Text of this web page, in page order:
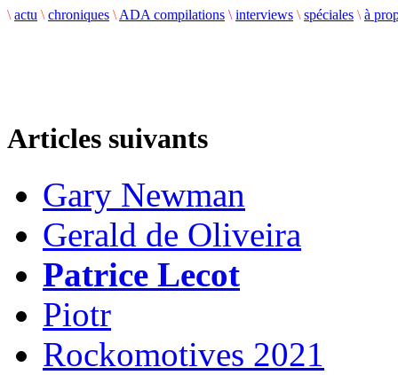
\ actu \ chroniques \ ADA compilations \ interviews \ spéciales \ à
Articles suivants
Gary Newman
Gerald de Oliveira
Patrice Lecot
Piotr
Rockomotives 2021